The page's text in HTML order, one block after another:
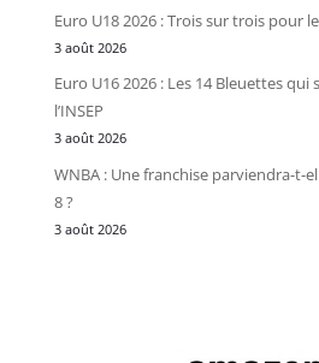
Euro U18 2026 : Trois sur trois pour
3 août 2026
Euro U16 2026 : Les 14 Bleuettes qui
l’INSEP
3 août 2026
WNBA : Une franchise parviendra-t-
8 ?
3 août 2026